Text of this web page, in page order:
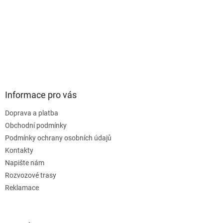
Informace pro vás
Doprava a platba
Obchodní podmínky
Podmínky ochrany osobních údajů
Kontakty
Napište nám
Rozvozové trasy
Reklamace